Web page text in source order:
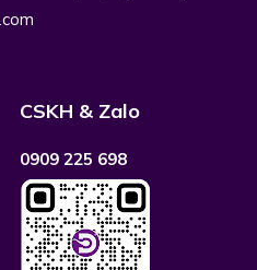
CSKH & Zalo
0909 225 698